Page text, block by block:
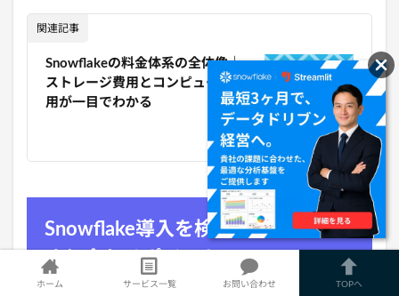
関連記事
Snowflakeの料金体系の全体像｜
ストレージ費用とコンピュート費
用が一目でわかる
Snowflake導入を検討する際の社内
すり合わせポイント
ホーム サービス一覧 お問い合わせ TOPへ